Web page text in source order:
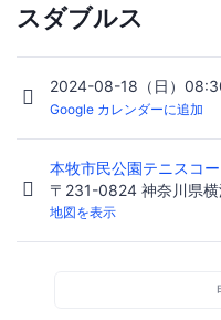
スダブルス
2024-08-18（日）
Google カレンダーに追加
本牧市民公園テニスコー
〒231-0824 神奈川県
地図を表示